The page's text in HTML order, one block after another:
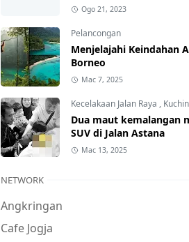
Ogo 21, 2023
Pelancongan
Menjelajahi Keindahan
Borneo
Mac 7, 2025
Kecelakaan Jalan Raya ,
Dua maut kemalangan
SUV di Jalan Astana
Mac 13, 2025
NETWORK
Angkringan
Cafe Jogja